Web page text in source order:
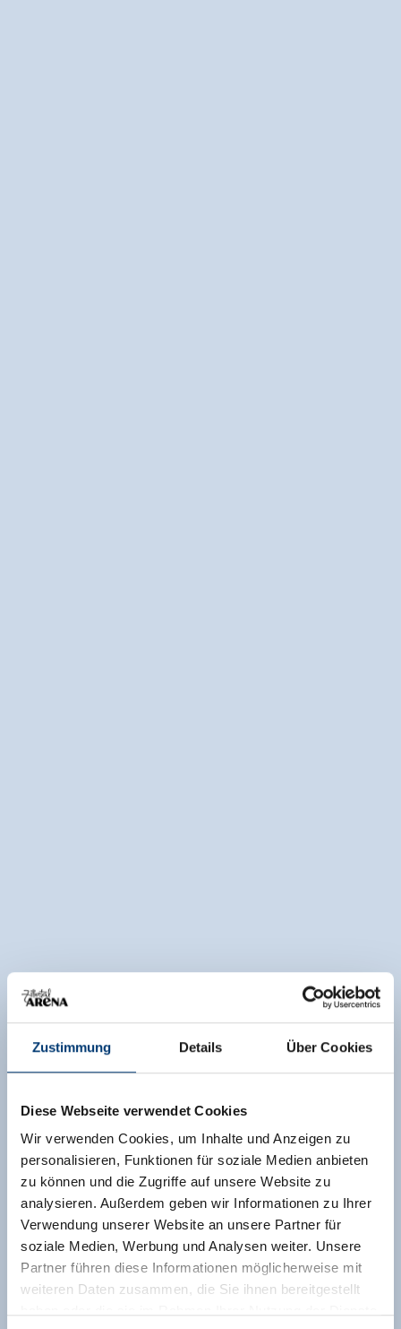
Zustimmung Details Über Cookies
Diese Webseite verwendet Cookies
Wir verwenden Cookies, um Inhalte und Anzeigen zu
personalisieren, Funktionen für soziale Medien anbieten
zu können und die Zugriffe auf unsere Website zu
analysieren. Außerdem geben wir Informationen zu Ihrer
Verwendung unserer Website an unsere Partner für
soziale Medien, Werbung und Analysen weiter. Unsere
Partner führen diese Informationen möglicherweise mit
weiteren Daten zusammen, die Sie ihnen bereitgestellt